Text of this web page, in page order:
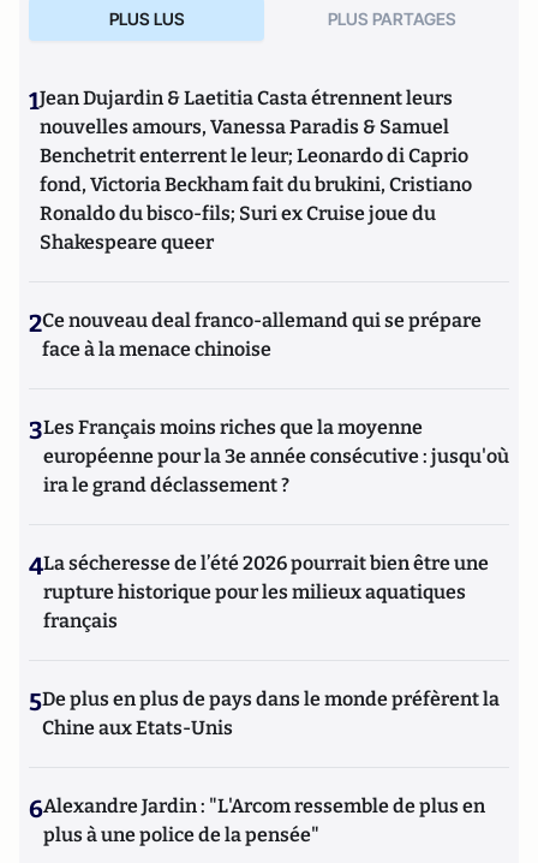
PLUS LUS PLUS PARTAGES
1Jean Dujardin & Laetitia Casta étrennent leurs
nouvelles amours, Vanessa Paradis & Samuel
Benchetrit enterrent le leur; Leonardo di Caprio
fond, Victoria Beckham fait du brukini, Cristiano
Ronaldo du bisco-fils; Suri ex Cruise joue du
Shakespeare queer
2Ce nouveau deal franco-allemand qui se prépare
face à la menace chinoise
3Les Français moins riches que la moyenne
européenne pour la 3e année consécutive : jusqu'où
ira le grand déclassement ?
4La sécheresse de l’été 2026 pourrait bien être une
rupture historique pour les milieux aquatiques
français
5De plus en plus de pays dans le monde préfèrent la
Chine aux Etats-Unis
6Alexandre Jardin : "L'Arcom ressemble de plus en
plus à une police de la pensée"